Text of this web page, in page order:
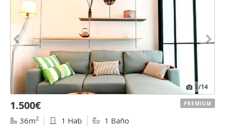
1/14
1.500€
36m2 1 Hab 1 Baño
PREMIUM